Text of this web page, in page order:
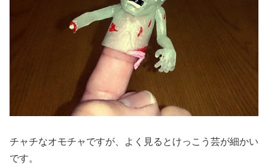
チャチなオモチャですが、よく見るとけっこう芸が細かい
です。